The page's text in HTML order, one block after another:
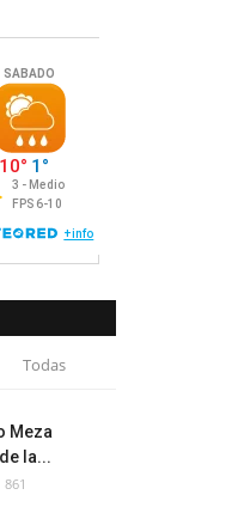
Todas
Meza
la...
861